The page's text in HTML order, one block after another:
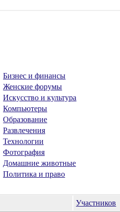
Бизнес и финансы
Женские форумы
Искусство и культура
Компьютеры
Образование
Развлечения
Технологии
Фотография
Домашние животные
Политика и право
Участников